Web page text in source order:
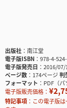
出版社
南江堂
電子版ISBN
978-4-
電子版発売日
2016/07/
ページ数
174ページ判
フォーマット
PDF（パ
電子版販売価格：
特記事項
この電子版